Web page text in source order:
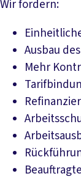
Wir fordern:
Ausbau
Mehr